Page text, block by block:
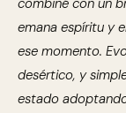
combiné con un
emana espíritu y
ese momento.
desértico, y
estado